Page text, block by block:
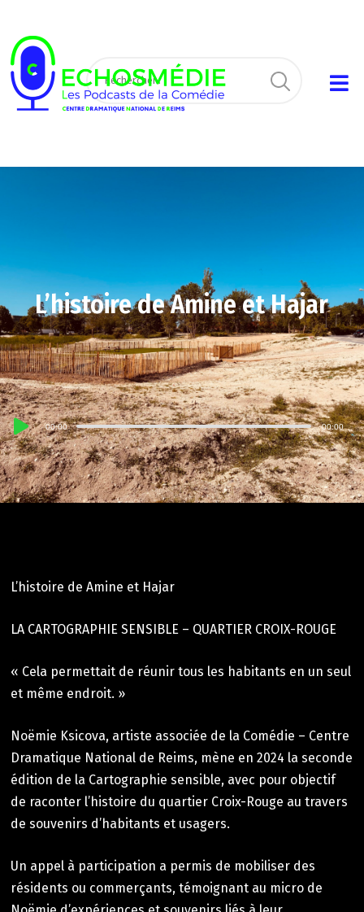
L’histoire de Amine et Hajar
Lecteur
audio
00:00 00:00
L’histoire de Amine et Hajar
LA CARTOGRAPHIE SENSIBLE – QUARTIER CROIX-ROUGE
« Cela permettait de réunir tous les habitants en un seul
et même endroit. »
Noëmie Ksicova, artiste associée de la Comédie – Centre
Dramatique National de Reims, mène en 2024 la seconde
édition de la Cartographie sensible, avec pour objectif
de raconter l’histoire du quartier Croix-Rouge au travers
de souvenirs d’habitants et usagers.
Un appel à participation a permis de mobiliser des
résidents ou commerçants, témoignant au micro de